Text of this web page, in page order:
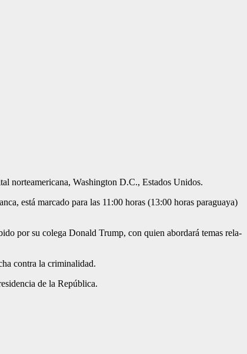
nor­teamericana, Washington D.C., Estados Unidos.
está mar­cado para las 11:00 horas (13:00 horas paraguaya)
por su colega Donald Trump, con quien abordará temas rela­
contra la criminalidad.
de la Re­pública.